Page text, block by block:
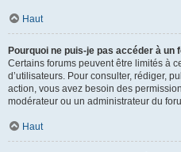
Haut
Pourquoi ne puis-je pas accéder à un
Certains forums peuvent être limités à
d’utilisateurs. Pour consulter, rédiger,
action, vous avez besoin des
modérateur ou un administrateur du
Haut